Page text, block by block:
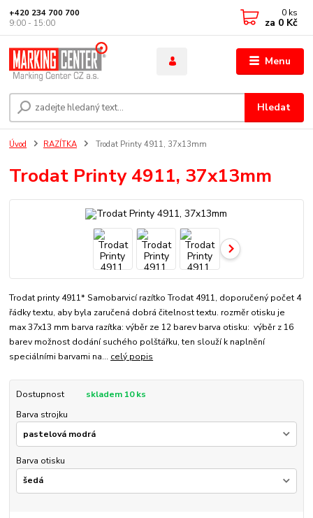
Menu
Hledat
+420 234 700 700
9:00 - 15:00
0 ks
za 0 Kč
Úvod RAZÍTKA Trodat Printy 4911, 37x13mm
Trodat Printy 4911, 37x13mm
Trodat printy 4911* Samobarvicí razítko Trodat 4911, doporučený počet 4
řádky textu, aby byla zaručená dobrá čitelnost textu. rozměr otisku je
max 37x13 mm barva razítka: výběr ze 12 barev barva otisku: výběr z 16
barev možnost dodání suchého polštářku, ten slouží k naplnění
speciálními barvami na... celý popis
Dostupnost
skladem 10 ks
Barva strojku
Barva otisku